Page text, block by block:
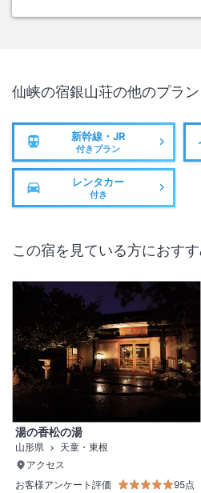
仙峡の宿銀山荘の他のプラ
新幹線・JR
付きプラン
レンタカー
付き
この宿を見ている方におす
湯の香松の湯
山形県
天童・東根
アクセス
お客様アンケート評価
95点